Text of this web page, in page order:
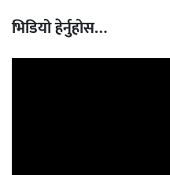
भिडियो हेर्नुहोस…